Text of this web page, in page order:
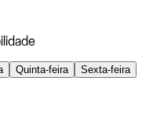
Quinta-feira
Sexta-feira